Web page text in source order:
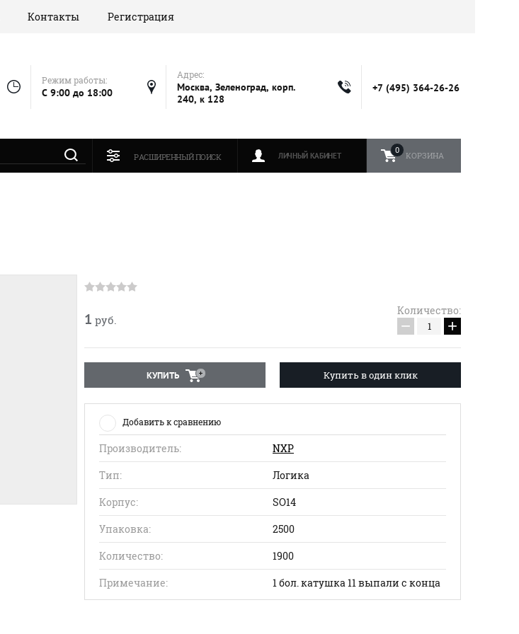
Контакты Регистрация
Режим работы:
C 9:00 до 18:00
Адрес:
Москва, Зеленоград, корп.
240, к 128
+7 (495) 364-26-26
КОРЗИНА
0
ЛИЧНЫЙ КАБИНЕТ
РАСШИРЕННЫЙ ПОИСК
1 руб.
Количество:
− +
КУПИТЬ Купить в один клик
Добавить к сравнению
Производитель:
NXP
Тип:
Логика
Корпус:
SO14
Упаковка:
2500
Количество:
1900
Примечание:
1 бол. катушка 11 выпали с конца